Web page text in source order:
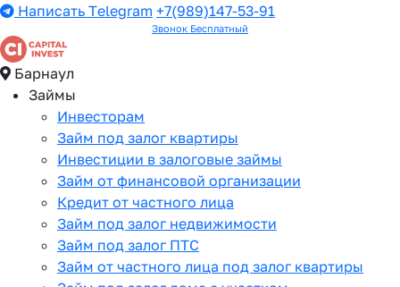
Написать Telegram +7(989)147-53-91
Звонок Бесплатный
Барнаул
Займы
Инвесторам
Займ под залог квартиры
Инвестиции в залоговые займы
Займ от финансовой организации
Кредит от частного лица
Займ под залог недвижимости
Займ под залог ПТС
Займ от частного лица под залог квартиры